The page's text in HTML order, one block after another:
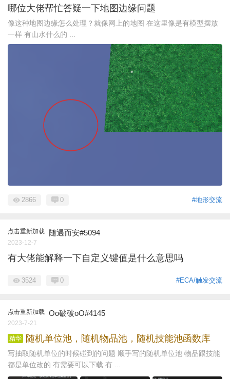
哪位大佬帮忙答疑一下地图边缘问题
像这种地图边缘怎么处理？就像网上的地图 在这里像是有模型摆放
一样 有山水什么的 ...
#地形交流
2866 0
点击重新加载 随遇而安#5094
2023-12-7
有大佬能解释一下自定义键值是什么意思吗
#ECA/触发交流
3524 0
点击重新加载 Oo破破oO#4145
2023-7-21
精华 随机单位池，随机物品池，随机技能池函数库
写抽取随机单位的时候碰到的问题 顺手写的随机单位池 物品跟技能
都是单位改的 有需要可以下载 有 ...